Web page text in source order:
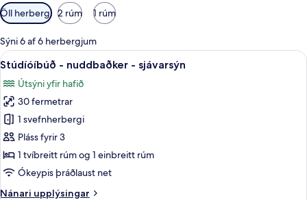
Síur
í
boði
fyrir
herbergi
Öll herbergi 2 rúm 1 rúm
Sýni 6 af 6 herbergjum
Skoða
allar
myndir
fyrir
Stúdíóíbúð
-
nuddbaðker
-
sjávarsýn
Stúdíóíbúð - nuddbaðker - sjávarsýn
9
Stúdíóíbúð - nuddbaðker - sjávarsýn
Útsýni yfir hafið
30 fermetrar
1 svefnherbergi
Pláss fyrir 3
1 tvíbreitt rúm og 1 einbreitt rúm
Ókeypis þráðlaust net
Nánari upplýsingar
Nánari